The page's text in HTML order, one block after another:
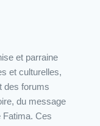
et parraine
et culturelles,
des forums
du message
Fatima. Ces